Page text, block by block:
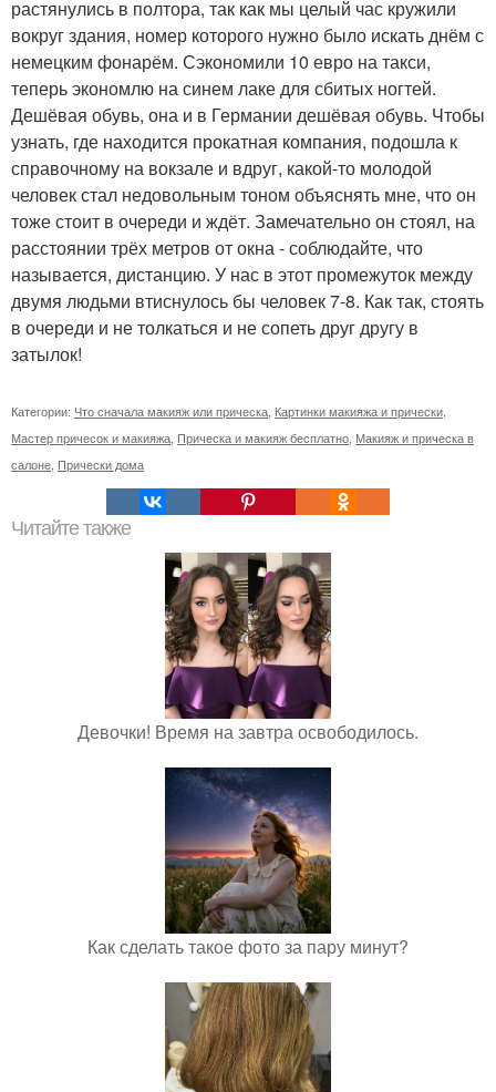
растянулись в полтора, так как мы целый час кружили
вокруг здания, номер которого нужно было искать днём с
немецким фонарём. Сэкономили 10 евро на такси,
теперь экономлю на синем лаке для сбитых ногтей.
Дешёвая обувь, она и в Германии дешёвая обувь. Чтобы
узнать, где находится прокатная компания, подошла к
справочному на вокзале и вдруг, какой-то молодой
человек стал недовольным тоном объяснять мне, что он
тоже стоит в очереди и ждёт. Замечательно он стоял, на
расстоянии трёх метров от окна - соблюдайте, что
называется, дистанцию. У нас в этот промежуток между
двумя людьми втиснулось бы человек 7-8. Как так, стоять
в очереди и не толкаться и не сопеть друг другу в
затылок!
Категории: Что сначала макияж или прическа Картинки макияжа и прически
Мастер причесок и макияжа Прическа и макияж бесплатно Макияж и прическа в
салоне Прически дома
Читайте также
Девочки! Время на завтра освободилось.
Как сделать такое фото за пару минут?